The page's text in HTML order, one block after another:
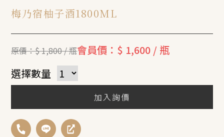
梅乃宿柚子酒1800ML
原價：$ 1,800 / 瓶會員價：$ 1,600 / 瓶
選擇數量
加入詢價